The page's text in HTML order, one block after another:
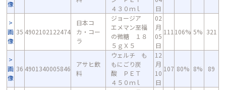
像
４３０ｍｌ
日
画
像
35 4902102122474
日本コ
カ・コー
ラ
ジョージア
エメマン至福
の微糖 １８
５ｇＸ５
02
月
05
日
111 106% 5% 321
画
像
36 4901340005846
アサヒ飲
料
ウェルチ も
もにごり炭
酸 ＰＥＴ
４５０ｍｌ
12
月
10
日
107 80% 8% 89